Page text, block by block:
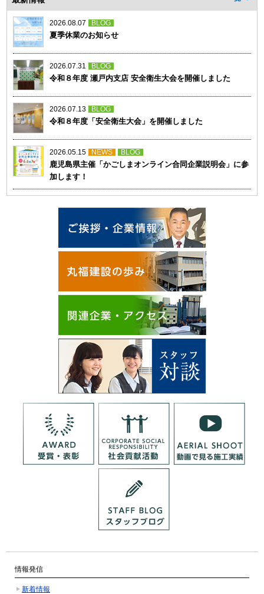
2026.08.07 BLOG
夏季休業のお知らせ
2026.07.31 BLOG
令和８年度 瀬戸内支店 安全衛生大会を開催しました
2026.07.13 BLOG
令和８年度「安全衛生大会」を開催しました
2026.05.15 NEWS BLOG
鹿児島県主催「かごしまオンライン合同企業説明会」に参
加します！
情報発信
新着情報